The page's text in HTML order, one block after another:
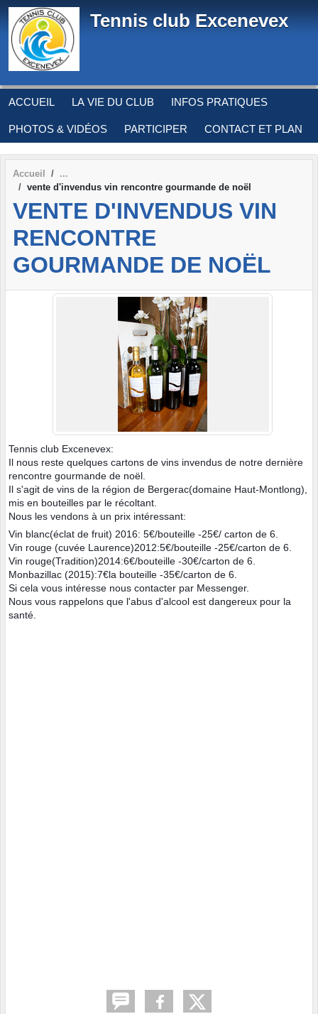
Tennis club Excenevex
ACCUEIL LA VIE DU CLUB INFOS PRATIQUES
PHOTOS & VIDÉOS PARTICIPER CONTACT ET PLAN
Accueil
vente d'invendus vin rencontre gourmande de noël
VENTE D'INVENDUS VIN
RENCONTRE
GOURMANDE DE NOËL
Tennis club Excenevex:
Il nous reste quelques cartons de vins invendus de notre dernière
rencontre gourmande de noël.
Il s'agit de vins de la région de Bergerac(domaine Haut-Montlong),
mis en bouteilles par le récoltant.
Nous les vendons à un prix intéressant:
Vin blanc(éclat de fruit) 2016: 5€/bouteille -25€/ carton de 6.
Vin rouge (cuvée Laurence)2012:5€/bouteille -25€/carton de 6.
Vin rouge(Tradition)2014:6€/bouteille -30€/carton de 6.
Monbazillac (2015):7€la bouteille -35€/carton de 6.
Si cela vous intéresse nous contacter par Messenger.
Nous vous rappelons que l'abus d'alcool est dangereux pour la
santé.
Panneau de gestion des cookies